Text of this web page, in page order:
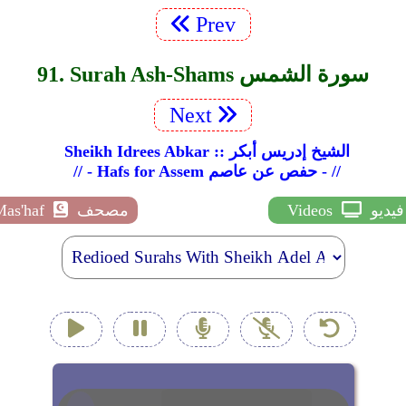
Prev
91. Surah Ash-Shams سورة الشمس
Next
Sheikh Idrees Abkar :: الشيخ إدريس أبكر
// - Hafs for Assem حفص عن عاصم - //
مصحف Videos فيديو